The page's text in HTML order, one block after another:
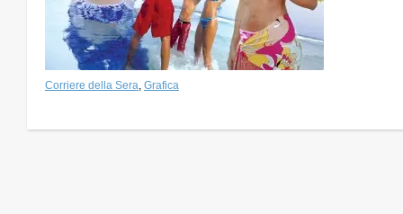
Corriere della Sera, Grafica